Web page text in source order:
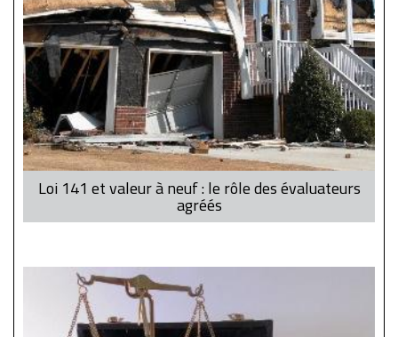
Loi 141 et valeur à neuf : le rôle des évaluateurs
agréés